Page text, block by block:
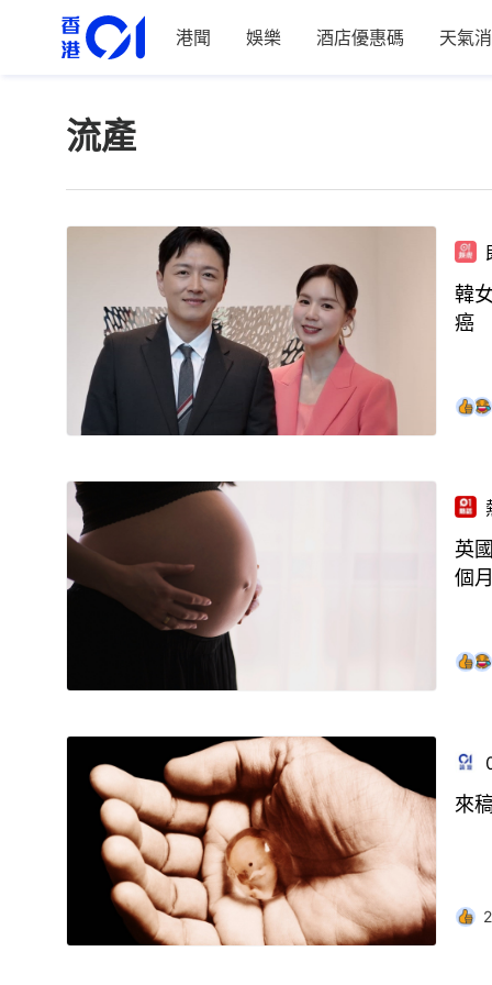
港聞 娛樂 酒店優惠碼 天氣
流產
韓
癌
英
個
來
2